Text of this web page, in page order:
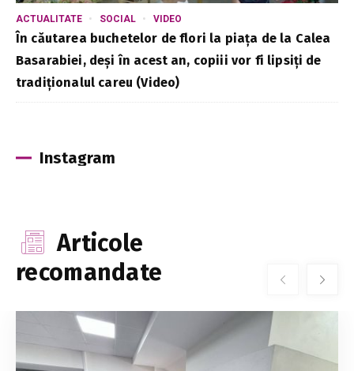
ACTUALITATE SOCIAL VIDEO
În căutarea buchetelor de flori la piața de la Calea
Basarabiei, deși în acest an, copiii vor fi lipsiți de
tradiționalul careu (Video)
Instagram
Articole
recomandate